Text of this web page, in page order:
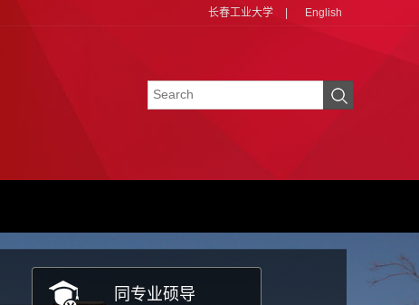
长春工业大学 English
同专业硕导